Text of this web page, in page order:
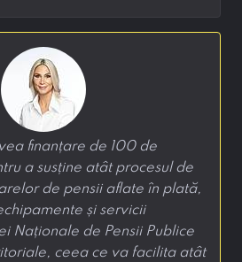
finanțare de 100 de
a susține atât procesul de
de pensii aflate în plată,
și servicii
Naționale de Pensii Publice
ceea ce va facilita atât